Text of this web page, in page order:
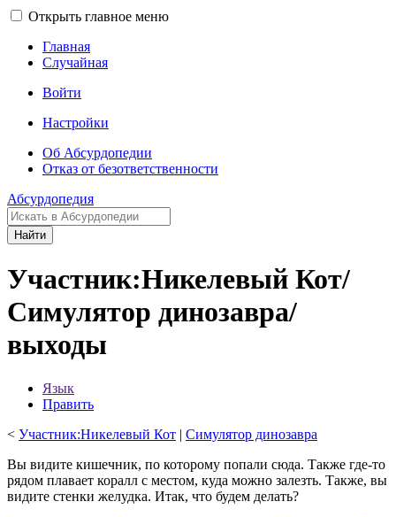
Открыть главное меню
Главная
Случайная
Войти
Настройки
Об Абсурдопедии
Отказ от безответственности
Абсурдопедия
Найти
Участник:Никелевый Кот/
Симулятор динозавра/
выходы
Язык
Править
< Участник:Никелевый Кот ‎ | Симулятор динозавра
Вы видите кишечник, по которому попали сюда. Также где-то
рядом плавает коралл с местом, куда можно залезть. Также, вы
видите стенки желудка. Итак, что будем делать?